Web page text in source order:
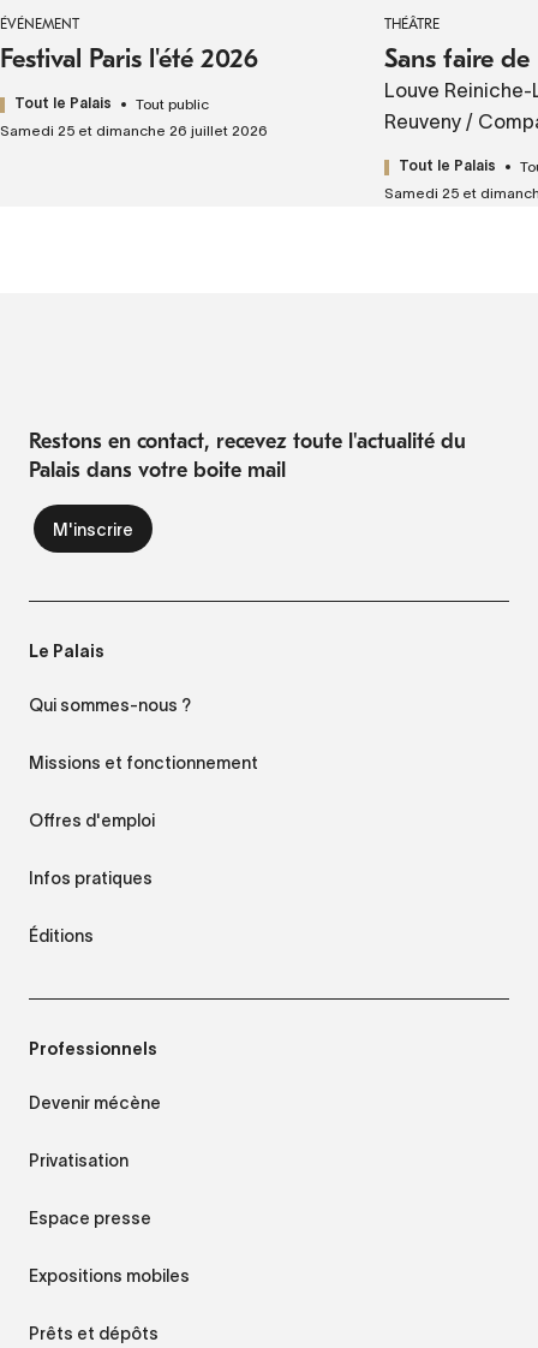
ÉVÉNEMENT
Festival Paris l'été 2026
Tout le Palais
Tout public
Samedi 25 et dimanche 26 juillet 2026
THÉÂTRE
Sans faire
Louve
Reuveny /
Tout le Palais
Samedi 25 et
Restons en contact, recevez toute l'actualité du
Palais dans votre boite mail
Le Palais
Qui sommes-nous ?
Missions et fonctionnement
Offres d'emploi
Infos pratiques
Éditions
Professionnels
Devenir mécène
Privatisation
Espace presse
Expositions mobiles
Prêts et dépôts